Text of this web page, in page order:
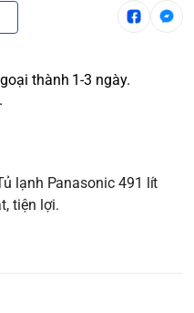
thành 1-3 ngày.
lạnh Panasonic 491 lít
tiện lợi.